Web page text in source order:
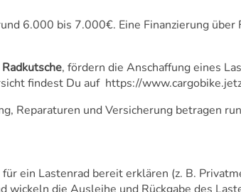
6.000 bis 7.000€. Eine Finanzierung
Radkutsche, fördern die Anschaffung eines
findest Du auf https://
Reparaturen und Versicherung betragen
ein Lastenrad bereit erklären (z. B.